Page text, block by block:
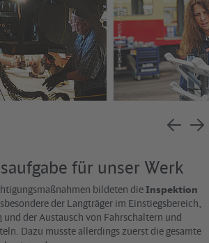
DB AG / Volker Emersleben
für unser Werk
bildeten dieInspektion
der Langträger im Einstiegsbereich,
und der Austausch von Fahrschaltern und
Dazu musste allerdings zuerst die gesamte